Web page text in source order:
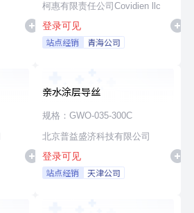
柯惠有限责任公司Covidien llc
登录可见
站点经销 青海公司
亲水涂层导丝
规格：GWO-035-300C
北京普益盛济科技有限公司
登录可见
站点经销 天津公司